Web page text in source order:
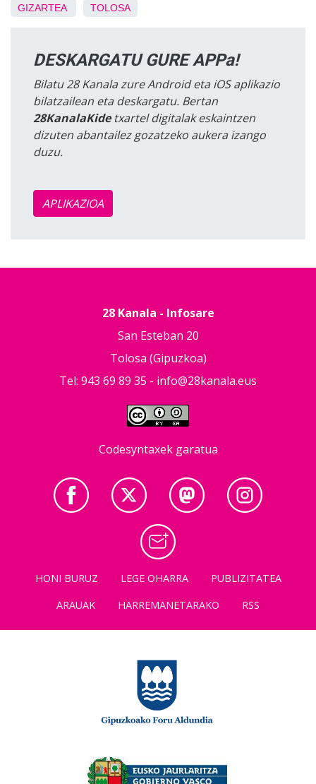
GIZARTEA TOLOSA
DESKARGATU GURE APPa!
Bilatu 28 Kanala zure Android eta iOS aplikazio
bilatzailean eta deskargatu. Bertan
28KanalaKidetxartel digitalak eskaintzen
dizuten abantailez gozatzeko aukera izango
duzu.
APLIKAZIOA
28 Kanala - Infosare
San Esteban 20
Tolosa (Gipuzkoa)
Tel: 943 69 89 35 - info@28kanala.eus
Codesyntaxek garatua
HONI BURUZ LEGE OHARRA
PUBLIZITATEA
ARAUAK
HARREMANETARAKO RSS